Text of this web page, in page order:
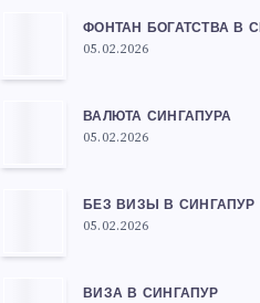
ФОНТАН БОГАТСТВА В
05.02.2026
ВАЛЮТА СИНГАПУРА
05.02.2026
БЕЗ ВИЗЫ В СИНГАПУР
05.02.2026
ВИЗА В СИНГАПУР